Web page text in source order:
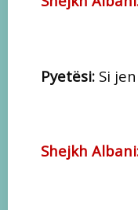
Pyetësi: Si
Shejkh